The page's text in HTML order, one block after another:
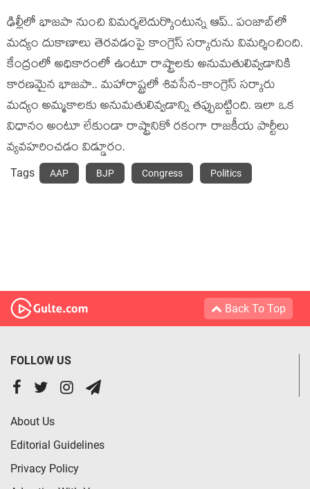
ఢిల్లీలో భాజ‌పా నుంచి విమ‌ర్శ‌లెదుర్కొంటున్న ఆప్.. పంజాబ్‌లో
మ‌ద్యం దుకాణాలు తెర‌వ‌డంపై కాంగ్రెస్ స‌ర్కారును విమ‌ర్శించింది.
కేంద్రంలో అధికారంలో ఉంటూ రాష్ట్రాల‌కు అనుమ‌తులివ్వ‌డానికి
కార‌ణ‌మైన భాజ‌పా.. మ‌హారాష్ట్ర‌లో శివ‌సేన-కాంగ్రెస్ స‌ర్కారు
మ‌ద్యం అమ్మ‌కాల‌కు అనుమ‌తులివ్వ‌డాన్ని త‌ప్పుబ‌ట్టింది. ఇలా ఒక
విధానం అంటూ లేకుండా రాష్ట్రానికో ర‌కంగా రాజ‌కీయ పార్టీలు
వ్య‌వ‌హ‌రించ‌డం విడ్డూరం.
Tags AAP BJP Congress Politics
Back To Top
FOLLOW US
About Us
Editorial Guidelines
Privacy Policy